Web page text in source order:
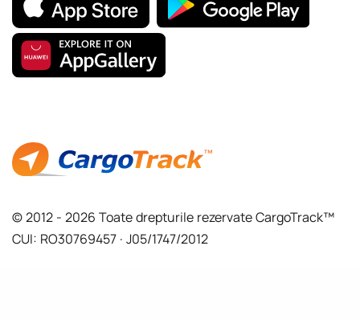
© 2012 - 2026 Toate drepturile rezervate CargoTrack™
CUI: RO30769457 · J05/1747/2012